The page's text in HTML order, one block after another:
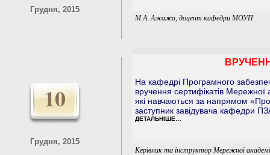
Грудня, 2015
М.А. Ажажа, доцент кафедри МОУП
10
Грудня, 2015
На кафедрі Програмного
вручення сертифікатів Мережної
які навчаються за напрямом
заступник завідувача кафедри
ДЕТАЛЬНІШЕ…
Керівник та інструктор Мережної